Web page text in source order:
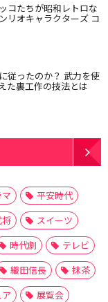
コたちが昭和レトロな
リオキャラクターズ コ
従ったのか？ 武力を使
た裏工作の技法とは
平安時代
スイーツ
時代劇
テレビ
織田信長
抹茶
展覧会